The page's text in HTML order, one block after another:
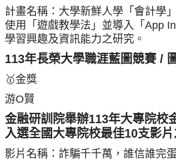
計畫名稱：大學新鮮人學「會計學
使用「遊戲教學法」並導入「App
學習興趣及資訊能力之研究。
113年長榮大學職涯藍圖競賽 /
🥇金獎
游O賢
金融研訓院舉辦113年大專院校
入選全國大專院校最佳10支影
影片名稱：詐騙千千萬，誰信誰完蛋